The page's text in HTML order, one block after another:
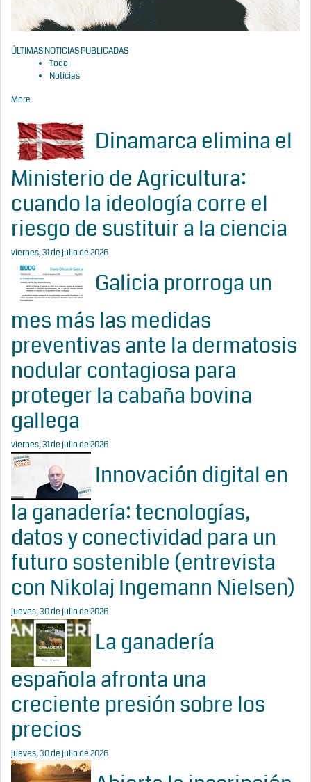
ÚLTIMAS NOTICIAS PUBLICADAS
Todo
Noticias
More
Dinamarca elimina el
Ministerio de Agricultura:
cuando la ideología corre el
riesgo de sustituir a la ciencia
viernes, 31 de julio de 2026
Galicia prorroga un
mes más las medidas
preventivas ante la dermatosis
nodular contagiosa para
proteger la cabaña bovina
gallega
viernes, 31 de julio de 2026
Innovación digital en
la ganadería: tecnologías,
datos y conectividad para un
futuro sostenible (entrevista
con Nikolaj Ingemann Nielsen)
jueves, 30 de julio de 2026
La ganadería
española afronta una
creciente presión sobre los
precios
jueves, 30 de julio de 2026